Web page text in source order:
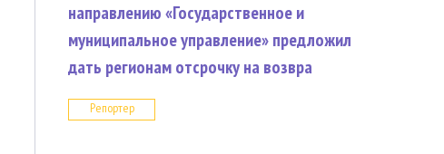
направлению «Государственное и
муниципальное управление» предложил
дать регионам отсрочку на возвра
Репортер